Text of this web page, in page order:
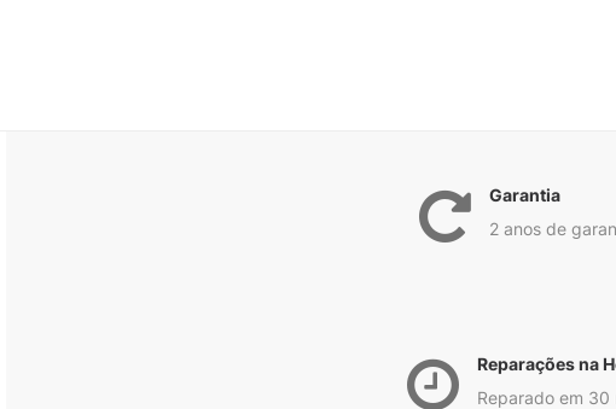
Garantia
2 anos de
Reparações na
Reparado em 30